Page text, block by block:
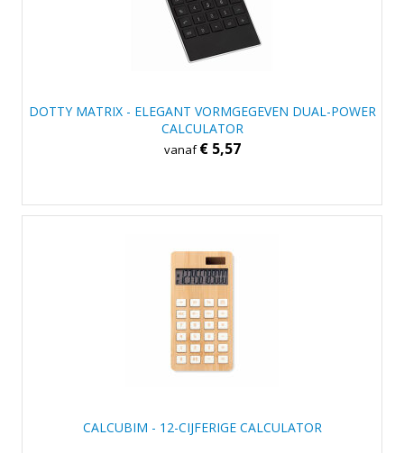
DOTTY MATRIX - ELEGANT VORMGEGEVEN DUAL-POWER
CALCULATOR
vanaf€ 5,57
CALCUBIM - 12-CIJFERIGE CALCULATOR